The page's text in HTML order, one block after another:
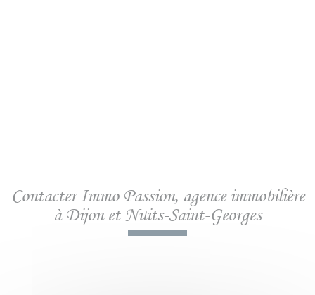
Contacter Immo Passion, agence immobilière
à Dijon et Nuits-Saint-Georges